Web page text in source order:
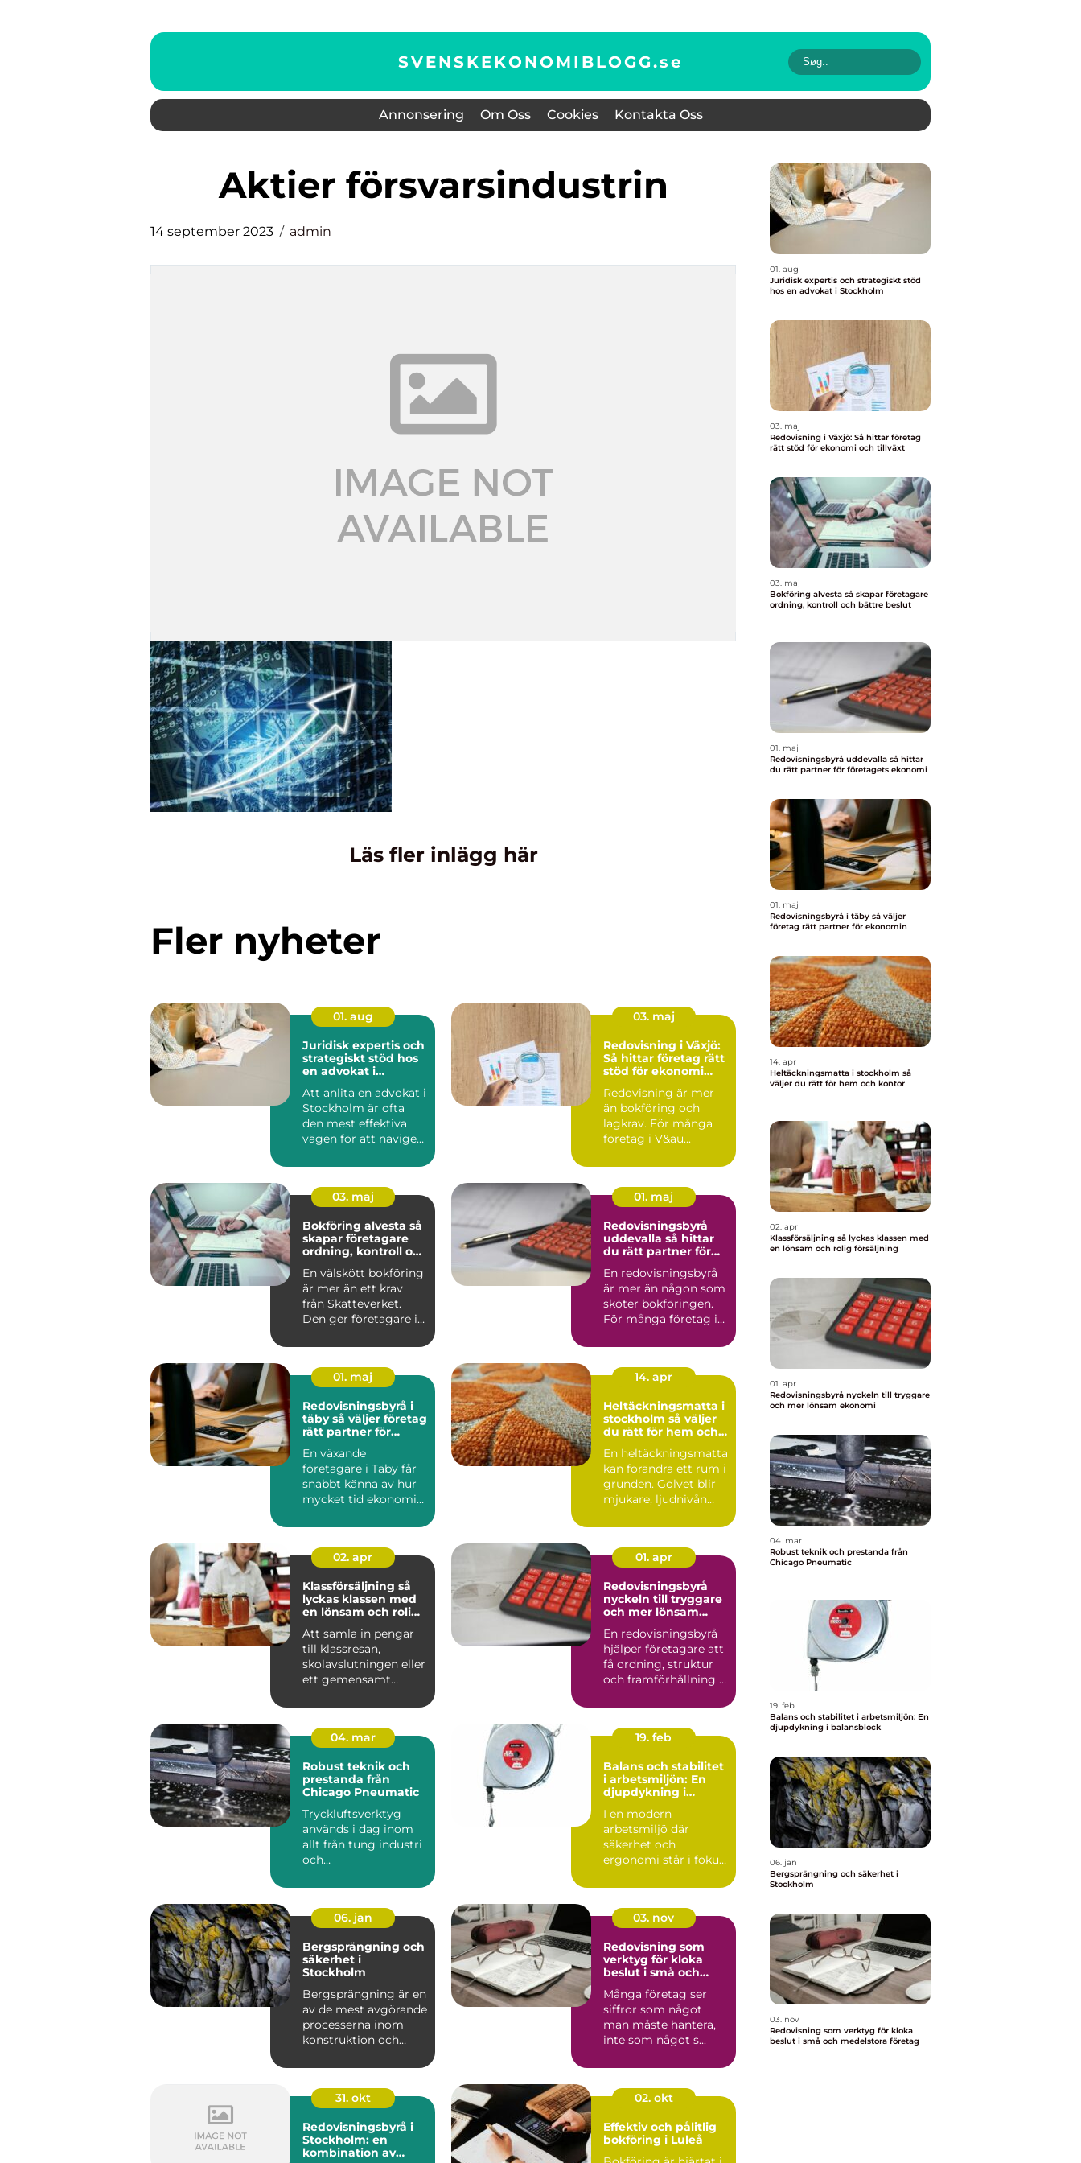
SVENSKEKONOMIBLOGG.se
Annonsering Om Oss Cookies Kontakta Oss
aktier försvarsindustrin
14 september 2023 admin
Läs fler inlägg här
Fler nyheter
01. aug
Juridisk expertis och
strategiskt stöd hos
en advokat i
Att anlita en advokat i
Stockholm är ofta
den mest effektiva
vägen för att navigera
03. maj
Redovisning i Växjö:
Så hittar företag rätt
stöd för ekonomi
Redovisning är mer
än bokföring och
lagkrav. För många
företag i V&au...
03. maj
Bokföring alvesta så
skapar företagare
ordning, kontroll och
En välskött bokföring
är mer än ett krav
från Skatteverket.
Den ger företagare i
01. maj
Redovisningsbyrå
uddevalla så hittar
du rätt partner för
En redovisningsbyrå
är mer än någon som
sköter bokföringen.
För många företag i
01. maj
Redovisningsbyrå i
täby så väljer företag
rätt partner för
En växande
företagare i Täby får
snabbt känna av hur
mycket tid ekonomin
löpande red...
14. apr
Heltäckningsmatta i
stockholm så väljer
du rätt för hem och
En heltäckningsmatta
kan förändra ett rum i
grunden. Golvet blir
mjukare, ljudnivån
02. apr
Klassförsäljning så
lyckas klassen med
en lönsam och rolig
Att samla in pengar
till klassresan,
skolavslutningen eller
ett gemensamt
natu...
01. apr
Redovisningsbyrå
nyckeln till tryggare
och mer lönsam
En redovisningsbyrå
hjälper företagare att
få ordning, struktur
och framförhållning i
04. mar
Robust teknik och
prestanda från
Chicago Pneumatic
Tryckluftsverktyg
används i dag inom
allt från tung industri
och
till...
19. feb
Balans och stabilitet
i arbetsmiljön: En
djupdykning i
I en modern
arbetsmiljö där
säkerhet och
ergonomi står i fokus,
06. jan
Bergsprängning och
säkerhet i
Stockholm
Bergsprängning är en
av de mest avgörande
processerna inom
konstruktion och
03. nov
Redovisning som
verktyg för kloka
beslut i små och
Många företag ser
siffror som något
man måste hantera,
inte som något s...
31. okt
Redovisningsbyrå i
Stockholm: en
kombination av
02. okt
Effektiv och pålitlig
bokföring i Luleå
01. aug
Juridisk expertis och strategiskt stöd
hos en advokat i Stockholm
03. maj
Redovisning i Växjö: Så hittar företag
rätt stöd för ekonomi och tillväxt
03. maj
Bokföring alvesta så skapar företagare
ordning, kontroll och bättre beslut
01. maj
Redovisningsbyrå uddevalla så hittar
du rätt partner för företagets ekonomi
01. maj
Redovisningsbyrå i täby så väljer
företag rätt partner för ekonomin
14. apr
Heltäckningsmatta i stockholm så
väljer du rätt för hem och kontor
02. apr
Klassförsäljning så lyckas klassen med
en lönsam och rolig försäljning
01. apr
Redovisningsbyrå nyckeln till tryggare
och mer lönsam ekonomi
04. mar
Robust teknik och prestanda från
Chicago Pneumatic
19. feb
Balans och stabilitet i arbetsmiljön: En
djupdykning i balansblock
06. jan
Bergsprängning och säkerhet i
Stockholm
03. nov
Redovisning som verktyg för kloka
beslut i små och medelstora företag